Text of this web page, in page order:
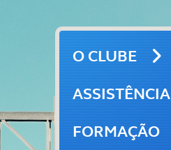
O CLUBE
ASSISTÊNCIA
FORMAÇÃO